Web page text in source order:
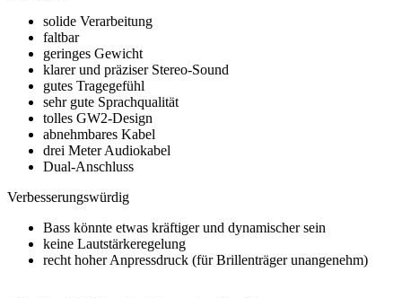
solide Verarbeitung
faltbar
geringes Gewicht
klarer und präziser Stereo-Sound
gutes Tragegefühl
sehr gute Sprachqualität
tolles GW2-Design
abnehmbares Kabel
drei Meter Audiokabel
Dual-Anschluss
Verbesserungswürdig
Bass könnte etwas kräftiger und dynamischer sein
keine Lautstärkeregelung
recht hoher Anpressdruck (für Brillenträger unangenehm)